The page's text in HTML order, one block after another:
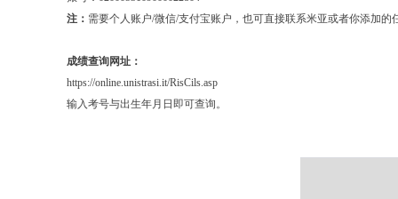
注： 需要个人账户/微信/支付宝账户，也可直接联系米亚或者你添加
成绩查询网址：
https://online.unistrasi.it/RisCils.asp
输入考号与出生年月日即可查询。